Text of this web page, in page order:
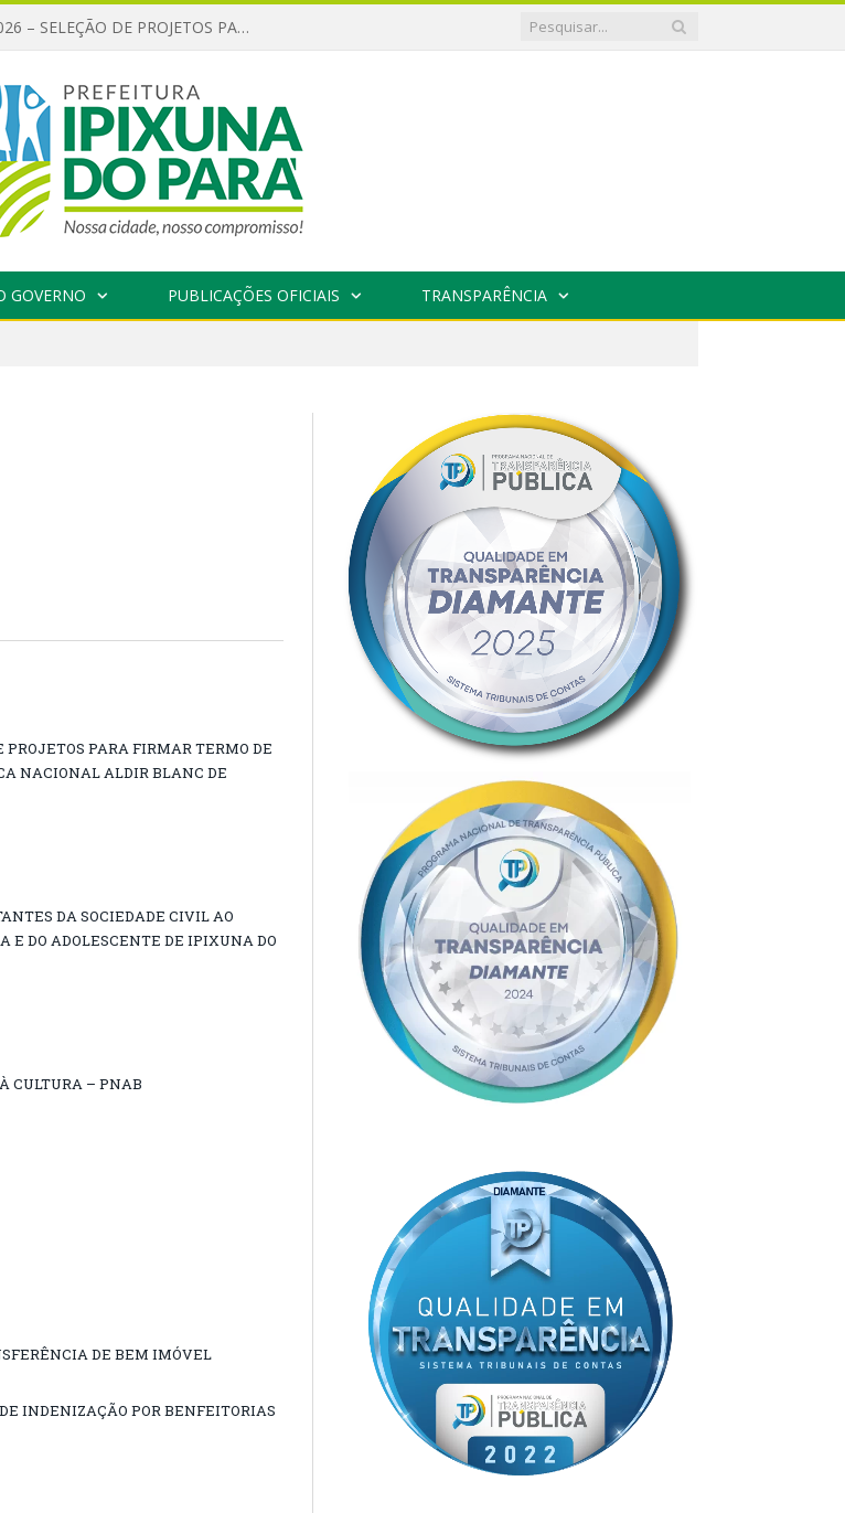
CHAMAMENTO PÚBLICO Nº 01/2026 – SELEÇÃO DE PROJETOS PARA FIRMAR TERMO DE EXECUÇÃO CULTURAL COM RECURSOS DA POLÍTICA NACIONAL ALDIR BLANC DE FOMENTO À CULTURA – PNAB (LEI Nº 14.399/2022)
GOVERNO PUBLICAÇÕES OFICIAIS TRANSPARÊNCIA
PARA FIRMAR TERMO DE
NACIONAL ALDIR BLANC DE
DA SOCIEDADE CIVIL AO
E DO ADOLESCENTE DE IPIXUNA DO
CULTURA – PNAB
DE BEM IMÓVEL
INDENIZAÇÃO POR BENFEITORIAS